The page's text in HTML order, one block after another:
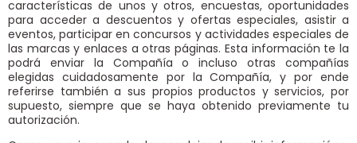
características de unos y otros, encuestas, oportunidades
para acceder a descuentos y ofertas especiales, asistir a
eventos, participar en concursos y actividades especiales de
las marcas y enlaces a otras páginas. Esta información te la
podrá enviar la Compañía o incluso otras compañías
elegidas cuidadosamente por la Compañía, y por ende
referirse también a sus propios productos y servicios, por
supuesto, siempre que se haya obtenido previamente tu
autorización.